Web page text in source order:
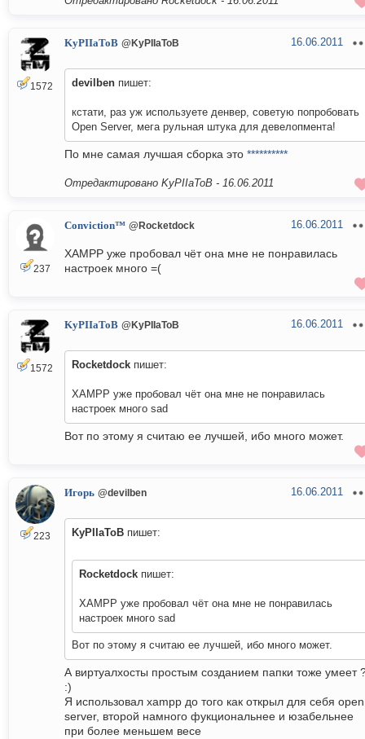
1572
KyPIIaToB @KyPIIaToB 16.06.2011
devilben пишет:
кстати, раз уж используете денвер, советую попробовать
Open Server, мега рульная штука для девелопмента!
По мне самая лучшая сборка это **********
Отредактировано KyPIIaToB - 16.06.2011
237
Conviction™ @Rocketdock 16.06.2011
XAMPP уже пробовал чёт она мне не понравилась
настроек много =(
1572
KyPIIaToB @KyPIIaToB 16.06.2011
Rocketdock пишет:
XAMPP уже пробовал чёт она мне не понравилась
настроек много sad
Вот по этому я считаю ее лучшей, ибо много может.
223
Игорь @devilben 16.06.2011
KyPIIaToB пишет:
Rocketdock пишет:
XAMPP уже пробовал чёт она мне не понравилась
настроек много sad
Вот по этому я считаю ее лучшей, ибо много может.
А виртуалхосты простым созданием папки тоже умеет
:)
Я использовал xamрр до того как открыл для себя open
server, второй намного фукциональнее и юзабельнее
при более меньшем весе